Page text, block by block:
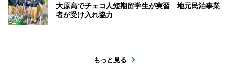
大原高でチェコ人短期留学生が実習 地元民泊事業
者が受け入れ協力
もっと見る